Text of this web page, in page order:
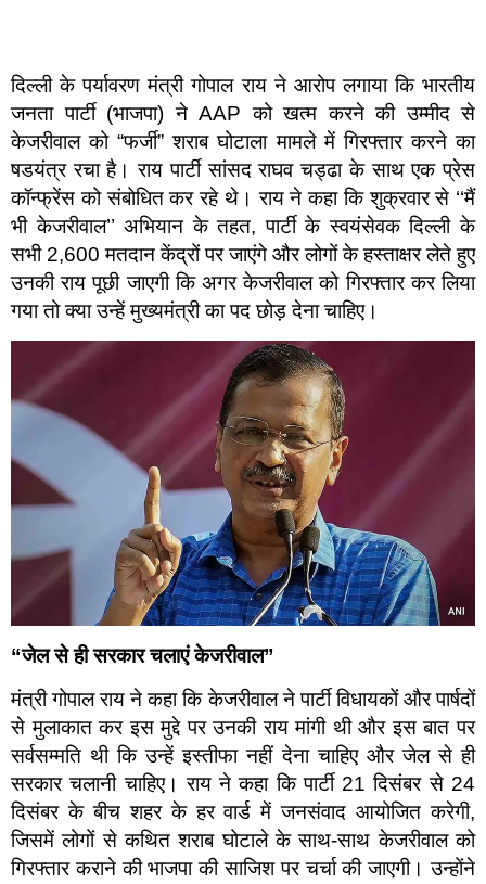
दिल्ली के पर्यावरण मंत्री गोपाल राय ने आरोप लगाया कि भारतीय
जनता पार्टी (भाजपा) ने AAP को खत्म करने की उम्मीद से
केजरीवाल को “फर्जी” शराब घोटाला मामले में गिरफ्तार करने का
षडयंत्र रचा है। राय पार्टी सांसद राघव चड्ढा के साथ एक प्रेस
कॉन्फ्रेंस को संबोधित कर रहे थे। राय ने कहा कि शुक्रवार से ‘‘मैं
भी केजरीवाल’’ अभियान के तहत, पार्टी के स्वयंसेवक दिल्ली के
सभी 2,600 मतदान केंद्रों पर जाएंगे और लोगों के हस्ताक्षर लेते हुए
उनकी राय पूछी जाएगी कि अगर केजरीवाल को गिरफ्तार कर लिया
गया तो क्या उन्हें मुख्यमंत्री का पद छोड़ देना चाहिए।
“जेल से ही सरकार चलाएं केजरीवाल”
मंत्री गोपाल राय ने कहा कि केजरीवाल ने पार्टी विधायकों और पार्षदों
से मुलाकात कर इस मुद्दे पर उनकी राय मांगी थी और इस बात पर
सर्वसम्मति थी कि उन्हें इस्तीफा नहीं देना चाहिए और जेल से ही
सरकार चलानी चाहिए। राय ने कहा कि पार्टी 21 दिसंबर से 24
दिसंबर के बीच शहर के हर वार्ड में जनसंवाद आयोजित करेगी,
जिसमें लोगों से कथित शराब घोटाले के साथ-साथ केजरीवाल को
गिरफ्तार कराने की भाजपा की साजिश पर चर्चा की जाएगी। उन्होंने